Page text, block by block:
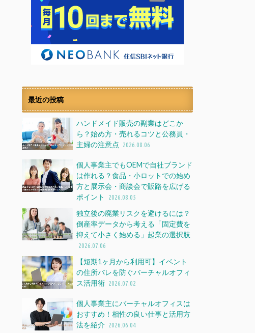
最近の投稿
ハンドメイド販売の副業はどこか
ら？始め方・売れるコツと公務員・
主婦の注意点
2026.08.06
個人事業主でもOEMで自社ブランド
は作れる？食品・小ロットでの始め
方と展示会・商談会で販路を広げる
ポイント
2026.08.05
独立後の廃業リスクを避けるには？
倒産率データから考える「固定費を
抑えて小さく始める」起業の選択肢
2026.07.06
【短期1ヶ月から利用可】イベント
の住所バレを防ぐバーチャルオフィ
ス活用術 2026.07.02
個人事業主にバーチャルオフィスは
おすすめ！相性の良い仕事と活用方
法を紹介 2026.06.04